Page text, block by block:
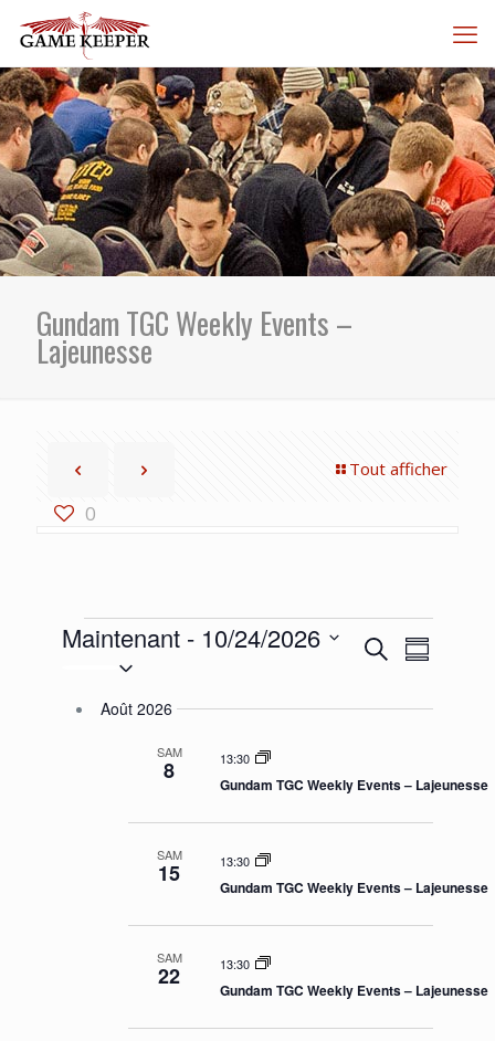
Gundam TGC Weekly Events –
Lajeunesse
Tout afficher
0
Évènements
RECHERCHE
NAVIGATION
VUES
Recherche
VUES
Résumé
Maintenant - 10/24/2026
Sélectionnez
date
Août 2026
SAM
8 13:30
Gundam TGC Weekly Events – Lajeunesse
SAM
15 13:30
Gundam TGC Weekly Events – Lajeunesse
SAM
22 13:30
Gundam TGC Weekly Events – Lajeunesse